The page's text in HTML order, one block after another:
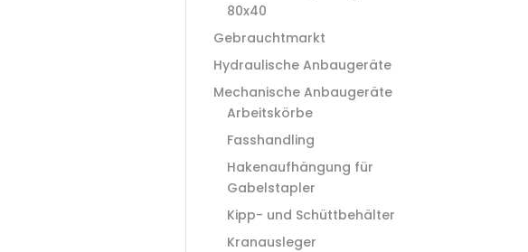
80x40
Gebrauchtmarkt
Hydraulische Anbaugeräte
Mechanische Anbaugeräte
Arbeitskörbe
Fasshandling
Hakenaufhängung für
Gabelstapler
Kipp- und Schüttbehälter
Kranausleger